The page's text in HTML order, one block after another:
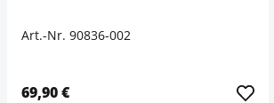
Art.-Nr. 90836-002
69,90 €